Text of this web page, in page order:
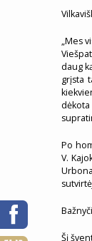
„Mes
daug
grįsta
Po
V.
Šį